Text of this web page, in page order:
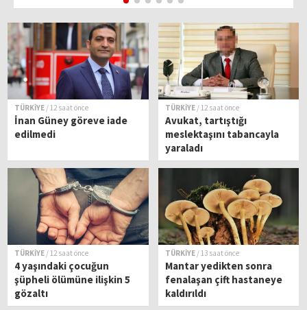
TÜRKİYE / 12 saat önce
İnan Güney göreve iade
edilmedi
TÜRKİYE / 12 saat önce
Avukat, tartıştığı
meslektaşını tabancayla
yaraladı
TÜRKİYE / 12 saat önce
4 yaşındaki çocuğun
şüpheli ölümüne ilişkin 5
gözaltı
TÜRKİYE / 13 saat önce
Mantar yedikten sonra
fenalaşan çift hastaneye
kaldırıldı